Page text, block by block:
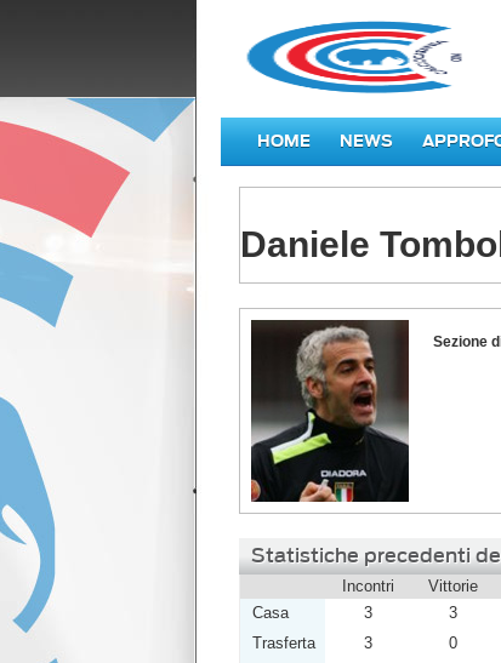
HOME NEWS
Daniele
Tombolini
Sezione
Statistiche precedenti
Incontri Vittorie
Casa
3 3
Trasferta
3 0